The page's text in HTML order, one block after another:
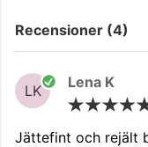
Recensioner (4)
LK Lena K
Jättefint och rejält